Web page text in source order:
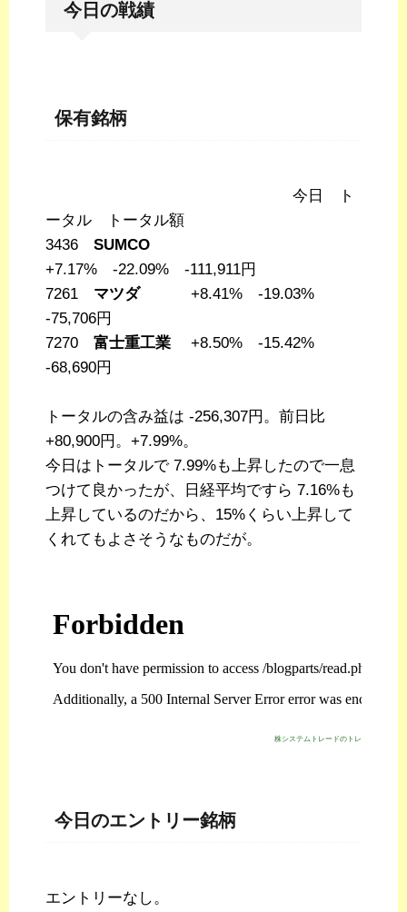
今日の戦績
保有銘柄
今日 ト
ータル トータル額
3436 SUMCO
+7.17% -22.09% -111,911円
7261 マツダ+8.41% -19.03%
-75,706円
7270 富士重工業 +8.50% -15.42%
-68,690円
トータルの含み益は -256,307円。前日比
+80,900円。+7.99%。
今日はトータルで 7.99%も上昇したので一息
つけて良かったが、日経平均ですら 7.16%も
上昇しているのだから、15%くらい上昇して
くれてもよさそうなものだが。
株システムトレードのトレジスタ・ス
今日のエントリー銘柄
エントリーなし。